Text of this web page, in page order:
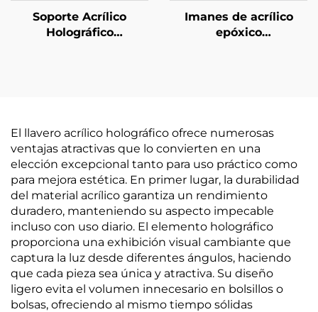
Soporte Acrílico
Holográfico
Imanes de acrílico
epóxico
El llavero acrílico holográfico ofrece numerosas
ventajas atractivas que lo convierten en una
elección excepcional tanto para uso práctico como
para mejora estética. En primer lugar, la durabilidad
del material acrílico garantiza un rendimiento
duradero, manteniendo su aspecto impecable
incluso con uso diario. El elemento holográfico
proporciona una exhibición visual cambiante que
captura la luz desde diferentes ángulos, haciendo
que cada pieza sea única y atractiva. Su diseño
ligero evita el volumen innecesario en bolsillos o
bolsas, ofreciendo al mismo tiempo sólidas